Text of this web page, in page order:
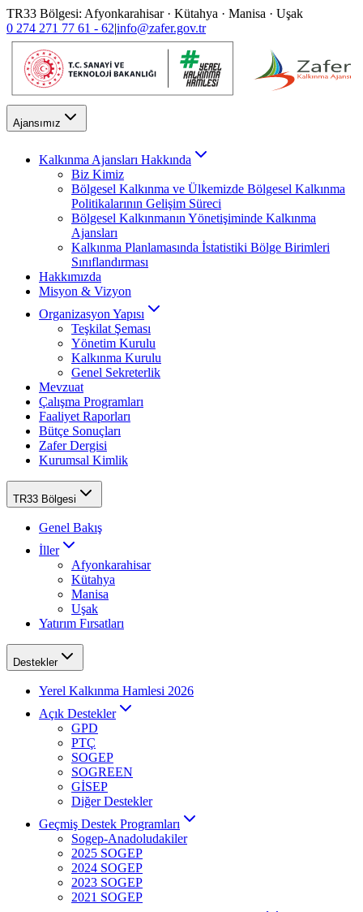
TR33 Bölgesi: Afyonkarahisar · Kütahya · Manisa · Uşak
0 274 271 77 61 - 62|info@zafer.gov.tr
Ajansımız
Kalkınma Ajansları Hakkında
Biz Kimiz
Bölgesel Kalkınma ve Ülkemizde Bölgesel Kalkınma
Politikalarının Gelişim Süreci
Bölgesel Kalkınmanın Yönetişiminde Kalkınma
Ajansları
Kalkınma Planlamasında İstatistiki Bölge Birimleri
Sınıflandırması
Hakkımızda
Misyon & Vizyon
Organizasyon Yapısı
Teşkilat Şeması
Yönetim Kurulu
Kalkınma Kurulu
Genel Sekreterlik
Mevzuat
Çalışma Programları
Faaliyet Raporları
Bütçe Sonuçları
Zafer Dergisi
Kurumsal Kimlik
TR33 Bölgesi
Genel Bakış
İller
Afyonkarahisar
Kütahya
Manisa
Uşak
Yatırım Fırsatları
Destekler
Yerel Kalkınma Hamlesi 2026
Açık Destekler
GPD
PTÇ
SOGEP
SOGREEN
GİSEP
Diğer Destekler
Geçmiş Destek Programları
Sogep-Anadoludakiler
2025 SOGEP
2024 SOGEP
2023 SOGEP
2021 SOGEP